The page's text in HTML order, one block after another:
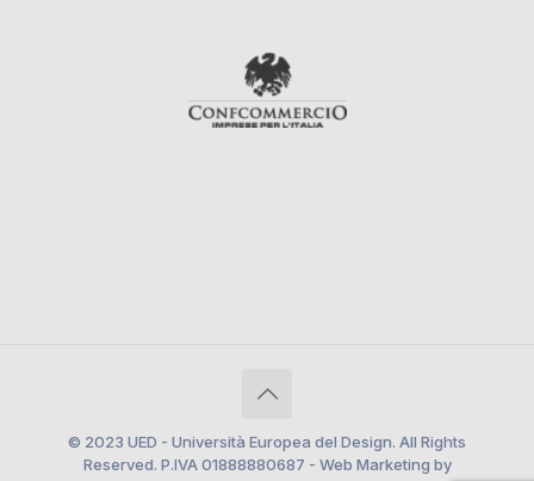
© 2023 UED - Università Europea del Design. All Rights
Reserved. P.IVA 01888880687 - Web Marketing by